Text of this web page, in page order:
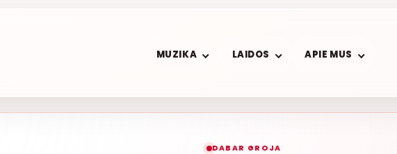
MUZIKA LAIDOS APIE MUS
DABAR GROJA